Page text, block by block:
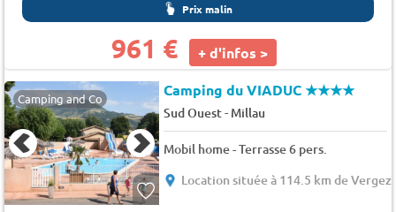
Prix malin
961 € + d'infos >
Camping and Co Camping du VIADUC★★★★
Sud Ouest- Millau
Mobil home - Terrasse 6 pers.
Location située à 114.5 km de